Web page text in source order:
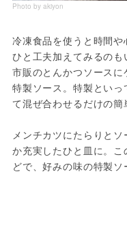
Photo by akiyon
冷凍食品を使うと時間
ひと工夫加えてみるのも
市販のとんかつソース
特製ソース。特製とい
て混ぜ合わせるだけの簡
メンチカツにたらりと
か充実したひと皿に。
どで、好みの味の特製